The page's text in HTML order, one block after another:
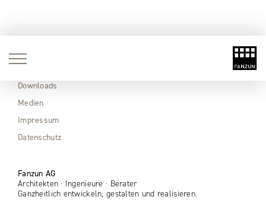
Aktuell
Downloads
Medien
Impressum
Datenschutz
Fanzun AG
Architekten · Ingenieure · Berater
Ganzheitlich entwickeln, gestalten und realisieren.